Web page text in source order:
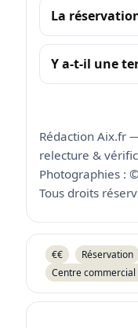
La
Y a-t-il une
Rédaction Aix.fr
relecture &
Photographies : ©
Tous droits
€€ Réservation
Centre commercial